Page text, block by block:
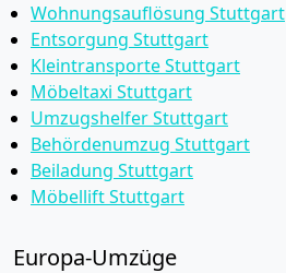
Wohnungsauflösung Stuttgart
Entsorgung Stuttgart
Kleintransporte Stuttgart
Möbeltaxi Stuttgart
Umzugshelfer Stuttgart
Behördenumzug Stuttgart
Beiladung Stuttgart
Möbellift Stuttgart
Europa-Umzüge